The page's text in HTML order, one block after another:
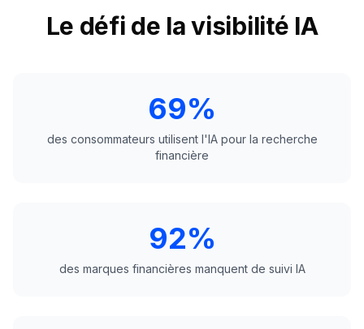
Assistant
Analytiques
Le défi de la visibilité IA
69%
des consommateurs utilisent l'IA pour la recherche
financière
92%
des marques financières manquent de suivi IA